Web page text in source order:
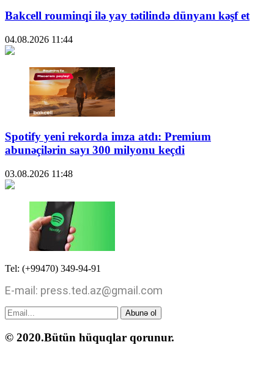
Bakcell rouminqi ilə yay tətilində dünyanı kəşf et
04.08.2026 11:44
Spotify yeni rekorda imza atdı: Premium
abunəçilərin sayı 300 milyonu keçdi
03.08.2026 11:48
Tel: (+99470) 349-94-91
E-mail: press.ted.az@gmail.com
Abunə ol
© 2020.Bütün hüquqlar qorunur.